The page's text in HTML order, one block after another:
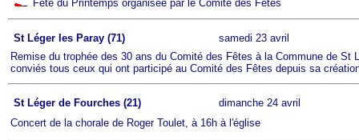
Fête du Printemps organisée par le Comité des Fêtes
St Léger les Paray (71)
samedi 23 avril
Remise du trophée des 30 ans du Comité des Fêtes à la Commune de
conviés tous ceux qui ont participé au Comité des Fêtes depuis sa
St Léger de Fourches (21)
dimanche 24 avril
Concert de la chorale de Roger Toulet, à 16h à l'église